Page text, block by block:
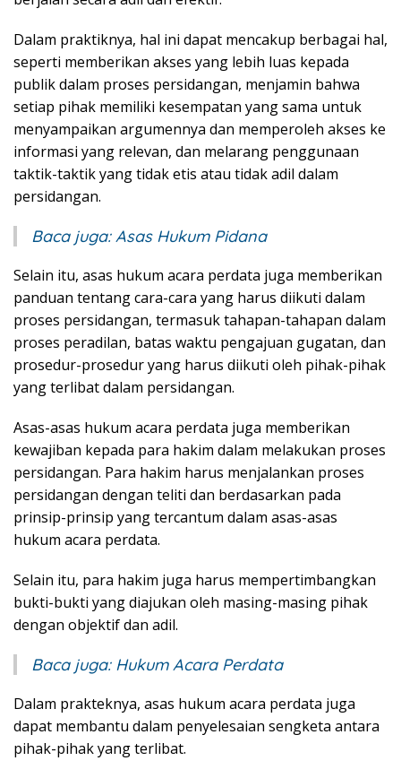
Dalam praktiknya, hal ini dapat mencakup berbagai hal,
seperti memberikan akses yang lebih luas kepada
publik dalam proses persidangan, menjamin bahwa
setiap pihak memiliki kesempatan yang sama untuk
menyampaikan argumennya dan memperoleh akses ke
informasi yang relevan, dan melarang penggunaan
taktik-taktik yang tidak etis atau tidak adil dalam
persidangan.
Baca juga:Asas Hukum Pidana
Selain itu, asas hukum acara perdata juga memberikan
panduan tentang cara-cara yang harus diikuti dalam
proses persidangan, termasuk tahapan-tahapan dalam
proses peradilan, batas waktu pengajuan gugatan, dan
prosedur-prosedur yang harus diikuti oleh pihak-pihak
yang terlibat dalam persidangan.
Asas-asas hukum acara perdata juga memberikan
kewajiban kepada para hakim dalam melakukan proses
persidangan. Para hakim harus menjalankan proses
persidangan dengan teliti dan berdasarkan pada
prinsip-prinsip yang tercantum dalam asas-asas
hukum acara perdata.
Selain itu, para hakim juga harus mempertimbangkan
bukti-bukti yang diajukan oleh masing-masing pihak
dengan objektif dan adil.
Baca juga: Hukum Acara Perdata
Dalam prakteknya, asas hukum acara perdata juga
dapat membantu dalam penyelesaian sengketa antara
pihak-pihak yang terlibat.